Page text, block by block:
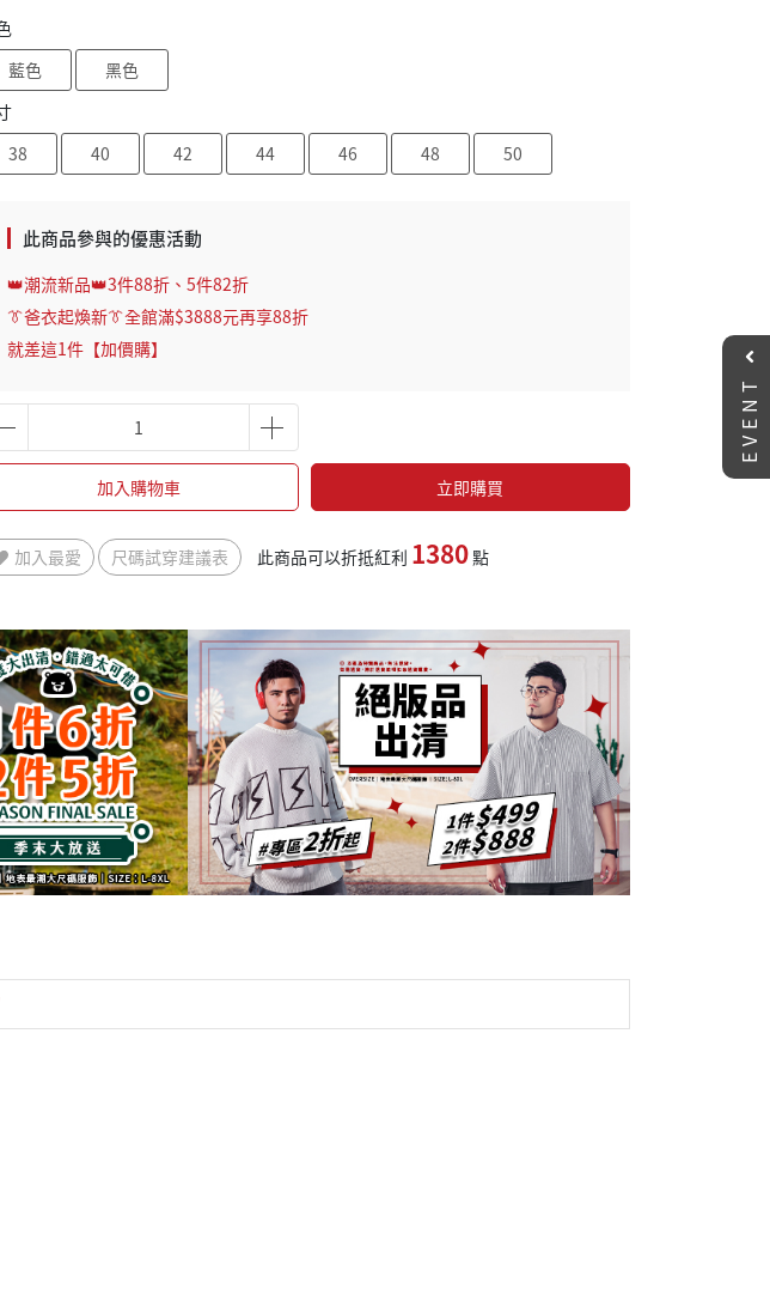
藍色
黑色
38
40 42 44 46 48 50
此商品參與的優惠活動
👑潮流新品👑3件88折、5件82折
👔爸衣起煥新👔全館滿$3888元再享88折
就差這1件【加價購】
加入購物車 立即購買
加入最愛 尺碼試穿建議表 此商品可以折抵紅利 1380點
EVENT